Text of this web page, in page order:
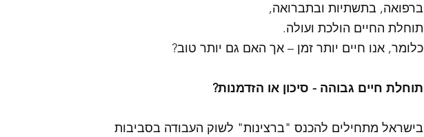
ברפואה, בתשתיות ובתברואה,
תוחלת החיים הולכת ועולה.
כלומר, אנו חיים יותר זמן – אך האם גם יותר טוב?
תוחלת חיים גבוהה - סיכון או הזדמנות?
בישראל מתחילים להכנס "ברצינות" לשוק העבודה בסביבות